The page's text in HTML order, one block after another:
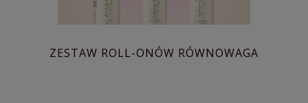
ZESTAW ROLL-ONÓW RÓWNOWAGA